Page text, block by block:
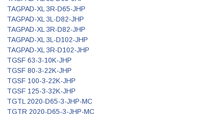
TAGPAD-XL 3R-D65-JHP
TAGPAD-XL 3L-D82-JHP
TAGPAD-XL 3R-D82-JHP
TAGPAD-XL 3L-D102-JHP
TAGPAD-XL 3R-D102-JHP
TGSF 63-3-10K-JHP
TGSF 80-3-22K-JHP
TGSF 100-3-22K-JHP
TGSF 125-3-32K-JHP
TGTL 2020-D65-3-JHP-MC
TGTR 2020-D65-3-JHP-MC